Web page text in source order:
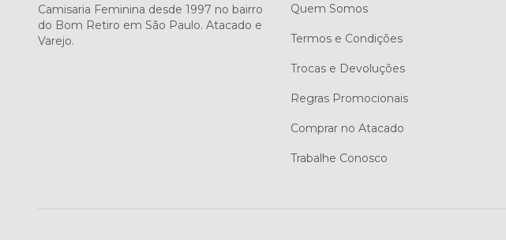
Camisaria Feminina desde 1997 no bairro
do Bom Retiro em São Paulo. Atacado e
Varejo.
Quem Somos
Termos e Condições
Trocas e Devoluções
Regras Promocionais
Comprar no Atacado
Trabalhe Conosco